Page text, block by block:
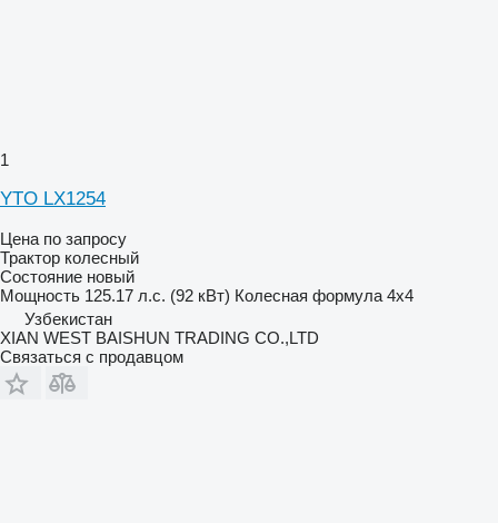
1
YTO LX1254
Цена по запросу
Трактор колесный
Состояние новый
Мощность 125.17 л.с. (92 кВт) Колесная формула 4x4
Узбекистан
XIAN WEST BAISHUN TRADING CO.,LTD
Связаться с продавцом